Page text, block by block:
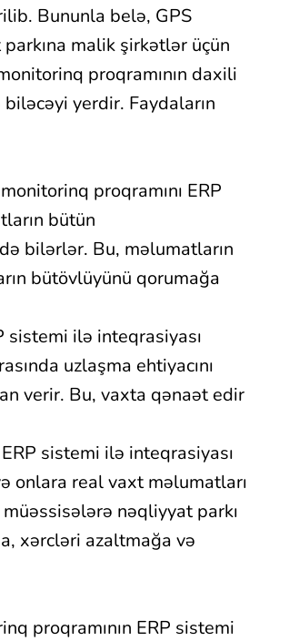
Bununla belə, GPS
malik şirkətlər üçün
proqramının daxili
yerdir. Faydaların
proqramını ERP
bütün
bilərlər. Bu, məlumatların
bütövlüyünü qorumağa
sistemi ilə inteqrasiyası
uzlaşma ehtiyacını
verir. Bu, vaxta qənaət edir
sistemi ilə inteqrasiyası
onlara real vaxt məlumatları
nəqliyyat parkı
xərcləri azaltmağa və
proqramının ERP sistemi